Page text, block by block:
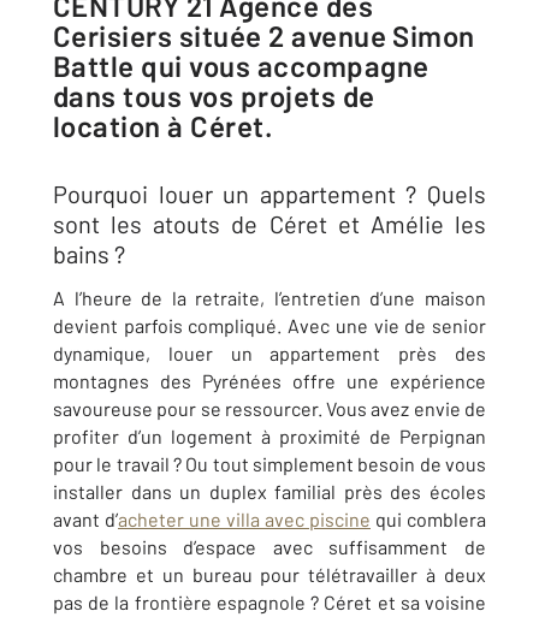
Cerisiers située 2 avenue Simon
Battle qui vous accompagne
dans tous vos projets de
location à Céret.
Pourquoi louer un appartement ? Quels
sont les atouts de Céret et Amélie les
bains ?
A l’heure de la retraite, l’entretien d’une maison
devient parfois compliqué. Avec une vie de senior
dynamique, louer un appartement près des
montagnes des Pyrénées offre une expérience
savoureuse pour se ressourcer. Vous avez envie de
profiter d’un logement à proximité de Perpignan
pour le travail ? Ou tout simplement besoin de vous
installer dans un duplex familial près des écoles
avant d’acheter une villa avec piscine qui comblera
vos besoins d’espace avec suffisamment de
chambre et un bureau pour télétravailler à deux
pas de la frontière espagnole ? Céret et sa voisine